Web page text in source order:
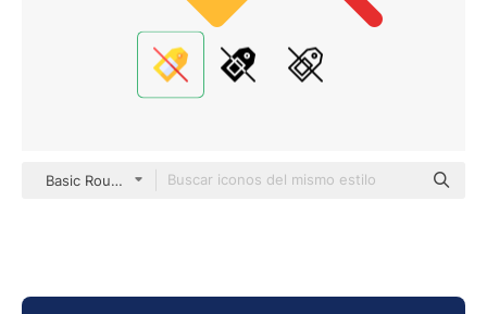
Basic Rounded Flat